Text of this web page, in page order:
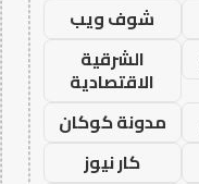
شوف ويب
الشرقية
الاقتصادية
مدونة كوكان
كار نيوز